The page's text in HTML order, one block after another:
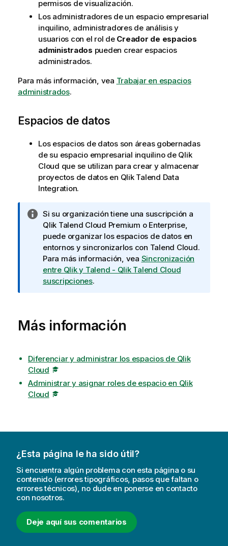
permisos de visualización.
Los administradores de un espacio empresarial
inquilino, administradores de análisis y
usuarios con el rol de Creador de espacios
administrados pueden crear espacios
administrados.
Para más información, vea Trabajar en espacios
administrados.
Espacios de datos
Los espacios de datos son áreas gobernadas
de su espacio empresarial inquilino de Qlik
Cloud que se utilizan para crear y almacenar
proyectos de datos en Qlik Talend Data
Integration.
N
o
t
a
i
n
f
a
v
a
Si su organización tiene una suscripción a
Qlik Talend Cloud Premium o Enterprise,
puede organizar los espacios de datos en
entornos y sincronizarlos con Talend Cloud.
Para más información, vea Sincronización
entre Qlik y Talend - Qlik Talend Cloud
suscripciones.
Más información
Diferenciar y administrar los espacios de Qlik
Cloud
Administrar y asignar roles de espacio en Qlik
Cloud
¿Esta página le ha sido útil?
Si encuentra algún problema con esta página o su
contenido (errores tipográficos, pasos que faltan o
errores técnicos), no dude en ponerse en contacto
con nosotros.
Deje aquí sus comentarios